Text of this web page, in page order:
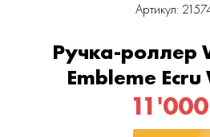
Артикул:
Ручка-роллер
Embleme Ecru
11'000